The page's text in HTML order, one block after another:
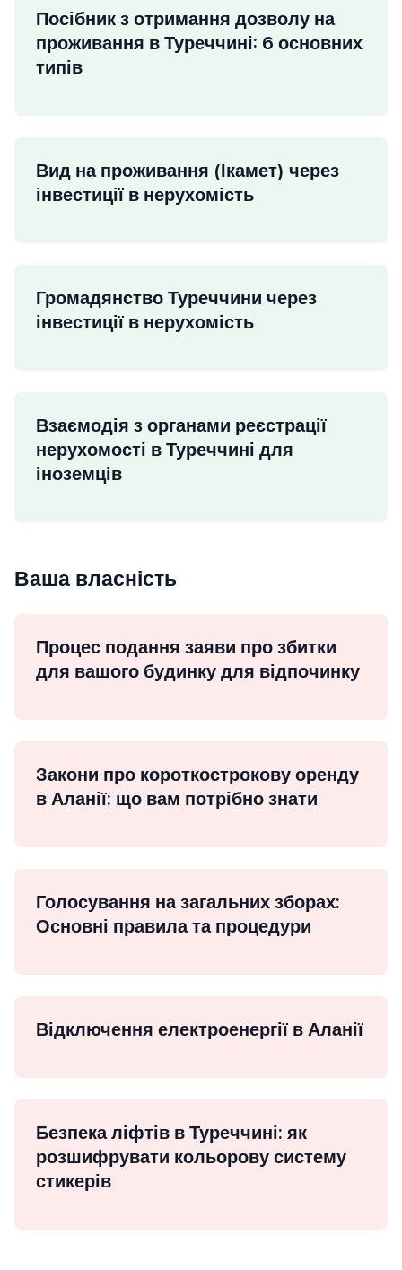
Посібник з отримання дозволу на
проживання в Туреччині: 6 основних
типів
Вид на проживання (Ікамет) через
інвестиції в нерухомість
Громадянство Туреччини через
інвестиції в нерухомість
Взаємодія з органами реєстрації
нерухомості в Туреччині для
іноземців
Ваша власність
Процес подання заяви про збитки
для вашого будинку для відпочинку
Закони про короткострокову оренду
в Аланії: що вам потрібно знати
Голосування на загальних зборах:
Основні правила та процедури
Відключення електроенергії в Аланії
Безпека ліфтів в Туреччині: як
розшифрувати кольорову систему
стикерів